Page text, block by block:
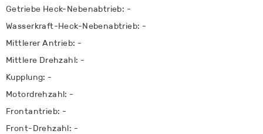
Getriebe Heck-Nebenabtrieb: -
Wasserkraft-Heck-Nebenabtrieb: -
Mittlerer Antrieb: -
Mittlere Drehzahl: -
Kupplung: -
Motordrehzahl: -
Frontantrieb: -
Front-Drehzahl: -